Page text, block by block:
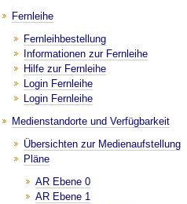
Fernleihe
Fernleihbestellung
Informationen zur Fernleihe
Hilfe zur Fernleihe
Login Fernleihe
Login Fernleihe
Medienstandorte und Verfügbarkeit
Übersichten zur Medienaufstellung
Pläne
AR Ebene 0
AR Ebene 1